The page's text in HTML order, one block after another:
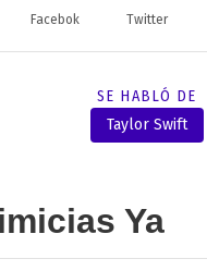
Facebok Twitter
SE HABLÓ DE
Taylor Swift
Ya